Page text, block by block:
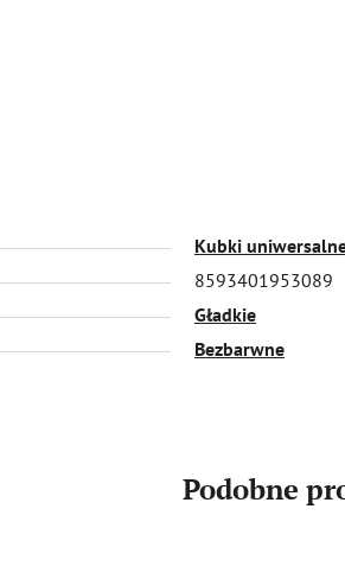
Kubki
8593401953089
Gładkie
Bezbarwne
Podobne